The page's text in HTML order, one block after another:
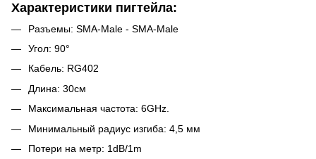
Характеристики пигтейла:
Разъемы: SMA-Male - SMA-Male
Угол: 90°
Кабель: RG402
Длина: 30см
Максимальная частота: 6GHz.
Минимальный радиус изгиба: 4,5 мм
Потери на метр: 1dB/1m